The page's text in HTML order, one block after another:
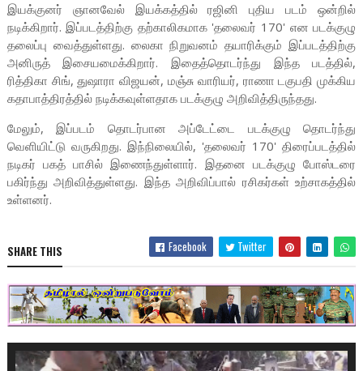
இயக்குனர் ஞானவேல் இயக்கத்தில் ரஜினி புதிய படம் ஒன்றில்
நடிக்கிறார். இப்படத்திற்கு தற்காலிகமாக 'தலைவர் 170' என படக்குழு
தலைப்பு வைத்துள்ளது. லைகா நிறுவனம் தயாரிக்கும் இப்படத்திற்கு
அனிருத் இசையமைக்கிறார். இதைத்தொடர்ந்து இந்த படத்தில்,
ரித்திகா சிங், துஷாரா விஜயன், மஞ்சு வாரியர், ராணா டகுபதி முக்கிய
கதாபாத்திரத்தில் நடிக்கவுள்ளதாக படக்குழு அறிவித்திருந்தது.
மேலும், இப்படம் தொடர்பான அப்டேட்டை படக்குழு தொடர்ந்து
வெளியிட்டு வருகிறது. இந்நிலையில், 'தலைவர் 170' திரைப்படத்தில்
நடிகர் பகத் பாசில் இணைந்துள்ளார். இதனை படக்குழு போஸ்டரை
பகிர்ந்து அறிவித்துள்ளது. இந்த அறிவிப்பால் ரசிகர்கள் உற்சாகத்தில்
உள்ளனர்.
SHARE THIS Facebook Twitter